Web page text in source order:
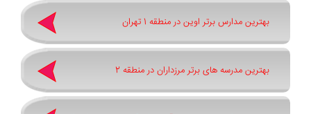
بهترین مدارس برتر اوین در منطقه 1 تهران
بهترین مدرسه های برتر مرزداران در منطقه 2